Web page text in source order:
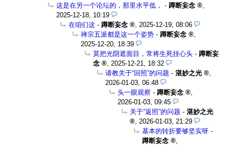
这是在另一个论坛的，那里水平低， - 蹲断妄念
2025-12-18, 10:19
在咱们这 - 蹲断妄念
2025-12-19, 08:06
禅宗五派都是这一个姿势 - 蹲断妄念
2025-12-20, 18:39
莫把光阴遮面目，常将生死挂心头 - 蹲断妄
念
2025-12-21, 18:32
请教关于“回照”的问题 - 湛妙之光
2026-01-03, 06:48
头一眼观察 - 蹲断妄念
2026-01-03, 09:45
关于“返照”的问题 - 湛妙之光
2026-01-03, 21:29
基本的转折要够坚实呀 -
蹲断妄念